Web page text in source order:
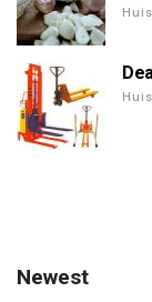
Newest